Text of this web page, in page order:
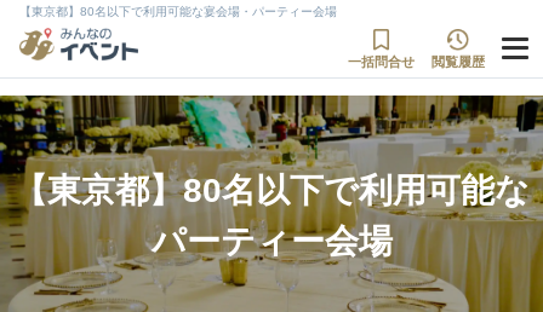
【東京都】80名以下で利用可能な宴会場・パーティー会場
一括問合せ 閲覧履歴
【東京都】80名以下で利用可能な
パーティー会場